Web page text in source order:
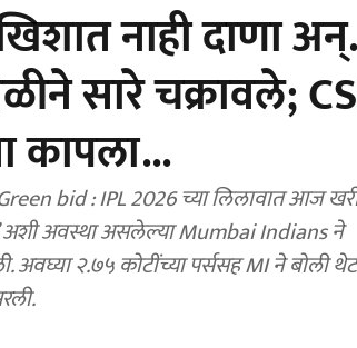
नाही दाणा
सारे चक्रावले;
कापला...
आज खरी
अशी अवस्था असलेल्या Mumbai Indians ने
२.७५ कोटींच्या पर्ससह MI ने बोली थेट